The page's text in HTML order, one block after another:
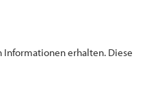
Informationen erhalten. Diese